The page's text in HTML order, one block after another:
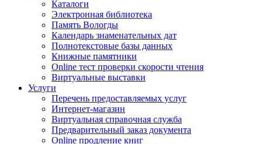
Каталоги
Электронная библиотека
Память Вологды
Календарь знаменательных дат
Полнотекстовые базы данных
Книжные памятники
Online тест проверки скорости чтения
Виртуальные выставки
Услуги
Перечень предоставляемых услуг
Интернет-магазин
Виртуальная справочная служба
Предварительный заказ документа
Online продление книг